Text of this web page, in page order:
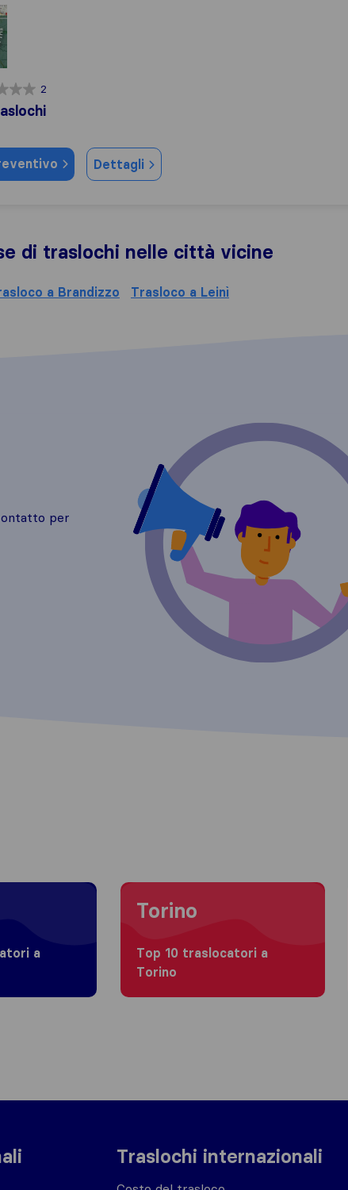
2
Dettagli
di traslochi nelle città vicine
a Brandizzo Trasloco a Leinì
per
a
Moving to Torino
Torino
Top 10 traslocatori a
Torino
Traslochi internazionali